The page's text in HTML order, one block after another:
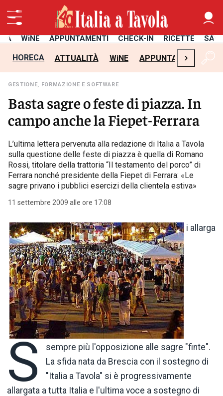
WiNE APPUNTAMENTI CHECK-IN RICETTE
HORECA ATTUALITÀ WiNE APPUNTAMENTI
›
GESTIONE, FORMAZIONE E SOFTWARE
Basta sagre o feste di piazza. In
campo anche la Fiepet-Ferrara
L’ultima lettera pervenuta alla redazione di Italia a Tavola
sulla questione delle feste di piazza è quella di Romano
Rossi, titolare della trattoria “Il testamento del porco” di
Ferrara nonché presidente della Fiepet di Ferrara: «Le
sagre privano i pubblici esercizi della clientela estiva»
11 settembre 2009 alle ore 17:08
S
i allarga
sempre più l'opposizione alle sagre "finte".
La sfida nata da Brescia con il sostegno di
"Italia a Tavola" si è progressivamente
allargata a tutta Italia e l'ultima voce a sostegno di